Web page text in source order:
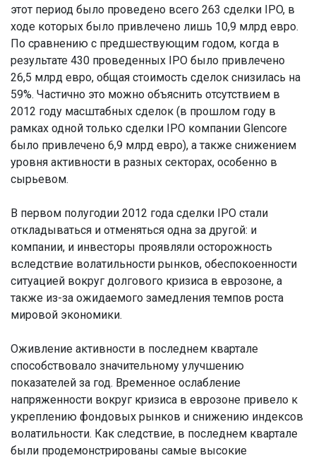
этот период было проведено всего 263 сделки IPO, в
ходе которых было привлечено лишь 10,9 млрд евро.
По сравнению с предшествующим годом, когда в
результате 430 проведенных IPO было привлечено
26,5 млрд евро, общая стоимость сделок снизилась на
59%. Частично это можно объяснить отсутствием в
2012 году масштабных сделок (в прошлом году в
рамках одной только сделки IPO компании Glencore
было привлечено 6,9 млрд евро), а также снижением
уровня активности в разных секторах, особенно в
сырьевом.
В первом полугодии 2012 года сделки IPO стали
откладываться и отменяться одна за другой: и
компании, и инвесторы проявляли осторожность
вследствие волатильности рынков, обеспокоенности
ситуацией вокруг долгового кризиса в еврозоне, а
также из-за ожидаемого замедления темпов роста
мировой экономики.
Оживление активности в последнем квартале
способствовало значительному улучшению
показателей за год. Временное ослабление
напряженности вокруг кризиса в еврозоне привело к
укреплению фондовых рынков и снижению индексов
волатильности. Как следствие, в последнем квартале
были продемонстрированы самые высокие